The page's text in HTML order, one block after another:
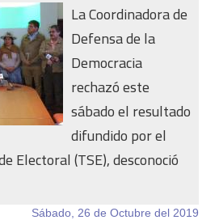
La Coordinadora de
Defensa de la
Democracia
rechazó este
sábado el resultado
difundido por el
Electoral (TSE), desconoció
Sábado, 26 de Octubre del 2019